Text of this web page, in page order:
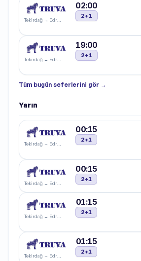
Tekirdağ → Edremit
02:00
2+1
Tekirdağ → Edremit
19:00
2+1
Tüm bugün seferlerini gör →
Yarın
Tekirdağ → Edremit
00:15
2+1
Tekirdağ → Edremit
00:15
2+1
Tekirdağ → Edremit
01:15
2+1
Tekirdağ → Edremit
01:15
2+1